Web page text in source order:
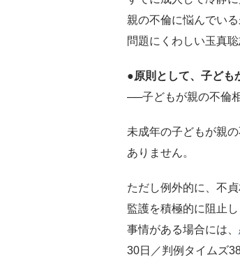
親の不倫に悩んでい
問題にくわしい玉真
●原則として、子ども
──子どもが親の不倫
未成年の子どもが親
ありません。
ただし例外的に、不
監護を積極的に阻止
事情がある場合には、
30日／判例タイムズ